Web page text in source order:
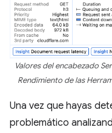
Valores del encabezado
Rendimiento de las
Una vez que hayas
problemático